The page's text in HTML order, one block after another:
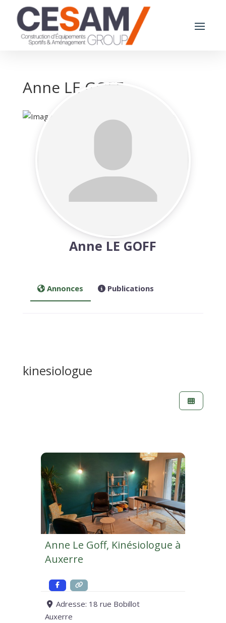
Anne LE GOFF
Anne LE GOFF
Annonces Publications
kinesiologue
Anne Le Goff, Kinésiologue à
Auxerre
Adresse: 18 rue Bobillot
Auxerre